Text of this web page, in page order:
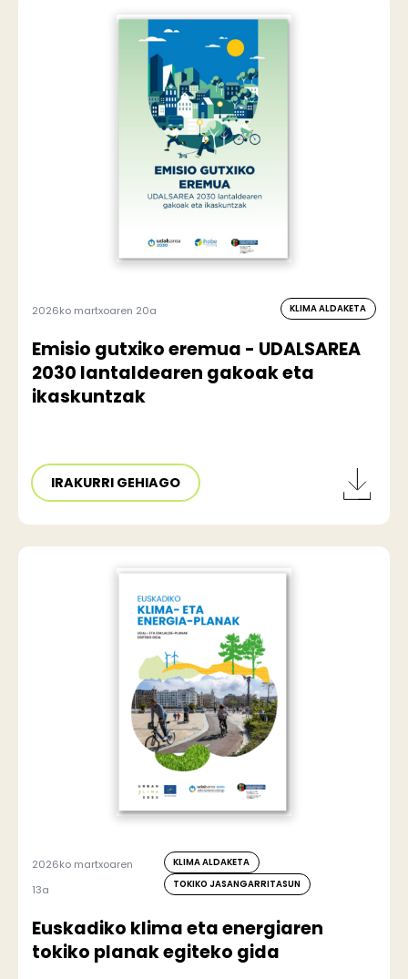
2026ko martxoaren 20a KLIMA ALDAKETA
Emisio gutxiko eremua - UDALSAREA
2030 lantaldearen gakoak eta
ikaskuntzak
IRAKURRI GEHIAGO
2026ko martxoaren
13a
KLIMA ALDAKETA
TOKIKO JASANGARRITASUN
Euskadiko klima eta energiaren
tokiko planak egiteko gida